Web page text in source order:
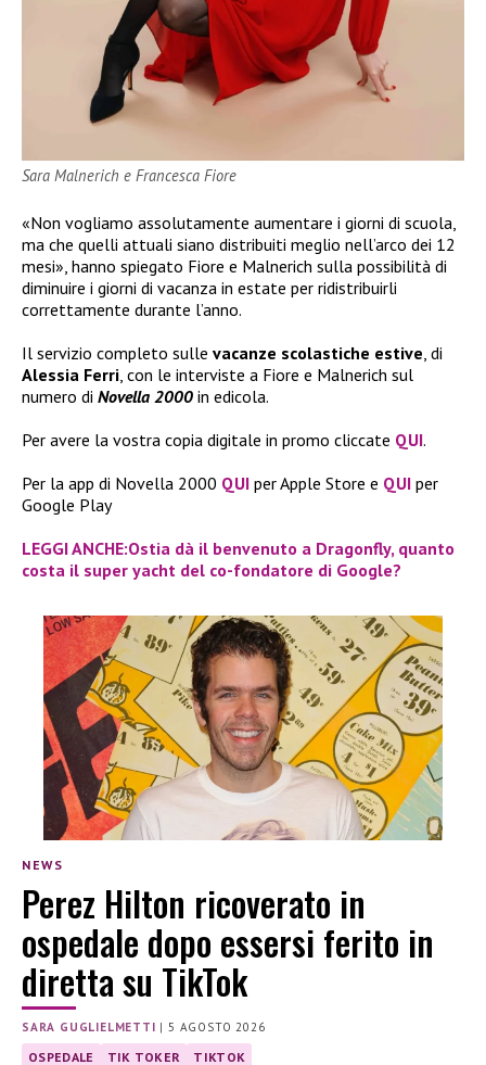
Sara Malnerich e Francesca Fiore
«Non vogliamo assolutamente aumentare i giorni di scuola,
ma che quelli attuali siano distribuiti meglio nell’arco dei 12
mesi», hanno spiegato Fiore e Malnerich sulla possibilità di
diminuire i giorni di vacanza in estate per ridistribuirli
correttamente durante l’anno.
Il servizio completo sulle vacanze scolastiche estive , di
Alessia Ferri , con le interviste a Fiore e Malnerich sul
numero di Novella 2000 in edicola.
Per avere la vostra copia digitale in promo cliccate QUI.
Per la app di Novella 2000 QUI per Apple Store e QUI per
Google Play
LEGGI ANCHE:Ostia dà il benvenuto a Dragonfly, quanto
costa il super yacht del co-fondatore di Google?
NEWS
Perez Hilton ricoverato in
ospedale dopo essersi ferito in
diretta su TikTok
SARA GUGLIELMETTI |5 AGOSTO 2026
OSPEDALE TIK TOKER TIKTOK